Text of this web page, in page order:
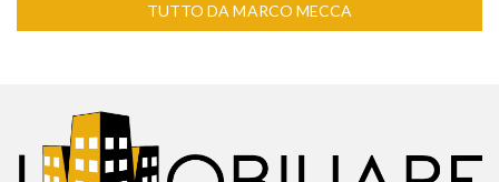
TUTTO DA MARCO MECCA